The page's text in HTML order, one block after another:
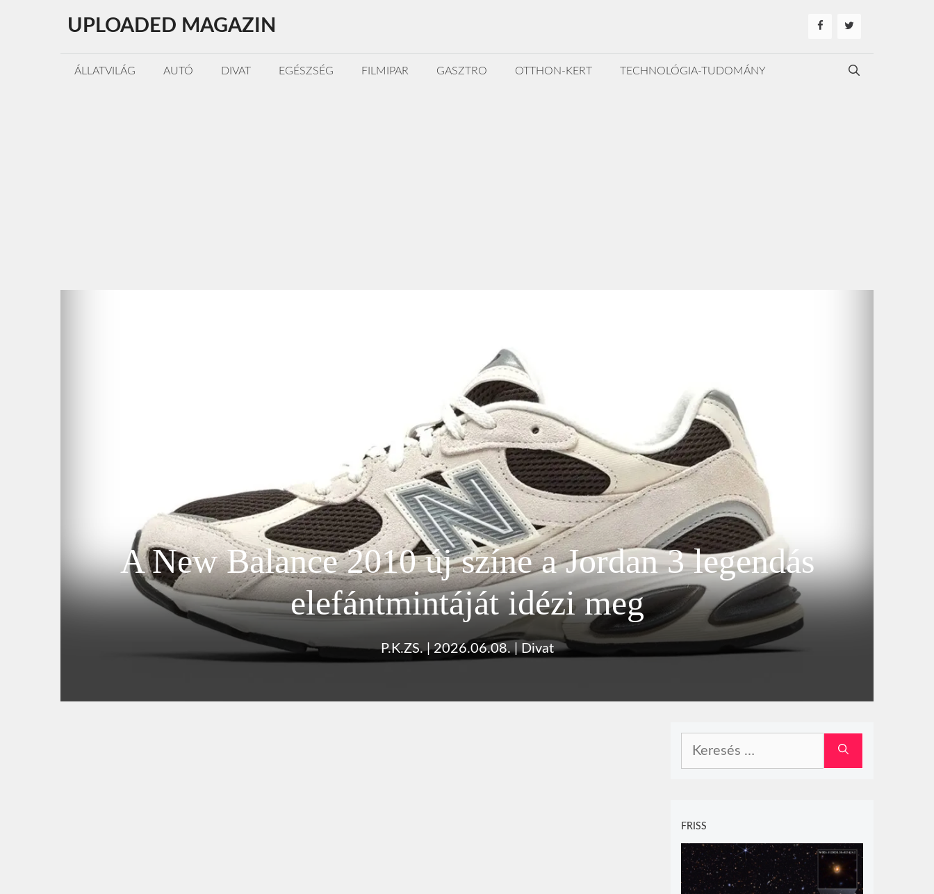
tartalomba
UPLOADED MAGAZIN
ÁLLATVILÁG AUTÓ DIVAT EGÉSZSÉG FILMIPAR GASZTRO OTTHON-KERT TECHNOLÓGIA-TUDOMÁNY
A New Balance 2010 új színe a Jordan 3 legendás
elefántmintáját idézi meg
P.K.ZS.|2026.06.08.|Divat
FRISS